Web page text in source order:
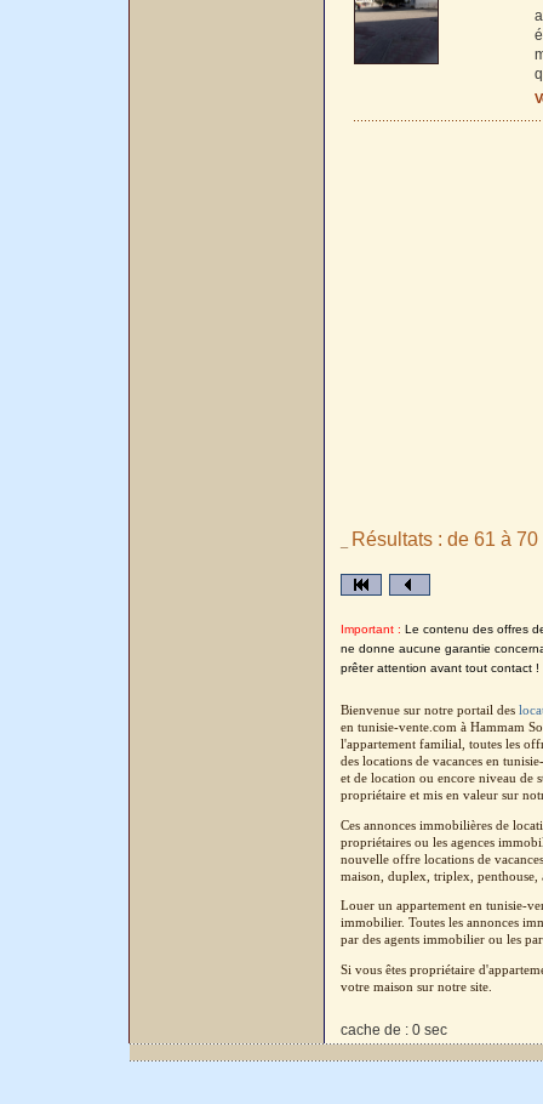
Résultats : de 61 à
Important : Le contenu des offres
ne donne aucune garantie
prêter attention avant tout contact !
Bienvenue sur notre portail des
en tunisie-vente.com à Hammam
l'appartement familial, toutes les
des locations de vacances en
et de location ou encore niveau de
propriétaire et mis en valeur sur
Ces annonces immobilières de
propriétaires ou les agences
nouvelle offre locations de
maison, duplex, triplex, penthouse,
Louer un appartement en tunisie-
immobilier. Toutes les annonces
par des agents immobilier ou les
Si vous êtes propriétaire
votre maison sur notre site.
cache de : 0 sec